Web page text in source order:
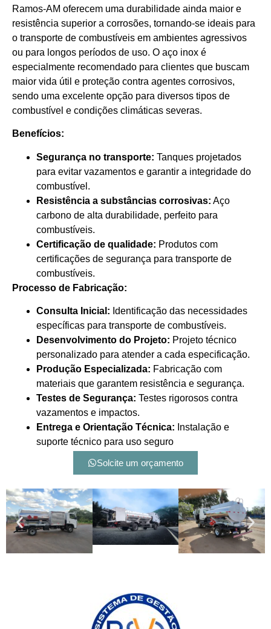
Ramos-AM oferecem uma durabilidade ainda maior e
resistência superior a corrosões, tornando-se ideais para
o transporte de combustíveis em ambientes agressivos
ou para longos períodos de uso. O aço inox é
especialmente recomendado para clientes que buscam
maior vida útil e proteção contra agentes corrosivos,
sendo uma excelente opção para diversos tipos de
combustível e condições climáticas severas.
Benefícios:
Segurança no transporte: Tanques projetados
para evitar vazamentos e garantir a integridade do
combustível.
Resistência a substâncias corrosivas: Aço
carbono de alta durabilidade, perfeito para
combustíveis.
Certificação de qualidade: Produtos com
certificações de segurança para transporte de
combustíveis.
Processo de Fabricação:
Consulta Inicial: Identificação das necessidades
específicas para transporte de combustíveis.
Desenvolvimento do Projeto: Projeto técnico
personalizado para atender a cada especificação.
Produção Especializada: Fabricação com
materiais que garantem resistência e segurança.
Testes de Segurança: Testes rigorosos contra
vazamentos e impactos.
Entrega e Orientação Técnica: Instalação e
suporte técnico para uso seguro
Solcite um orçamento